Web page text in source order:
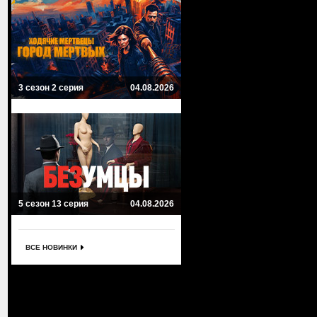
3 сезон 2 серия 04.08.2026
5 сезон 13 серия 04.08.2026
ВСЕ НОВИНКИ